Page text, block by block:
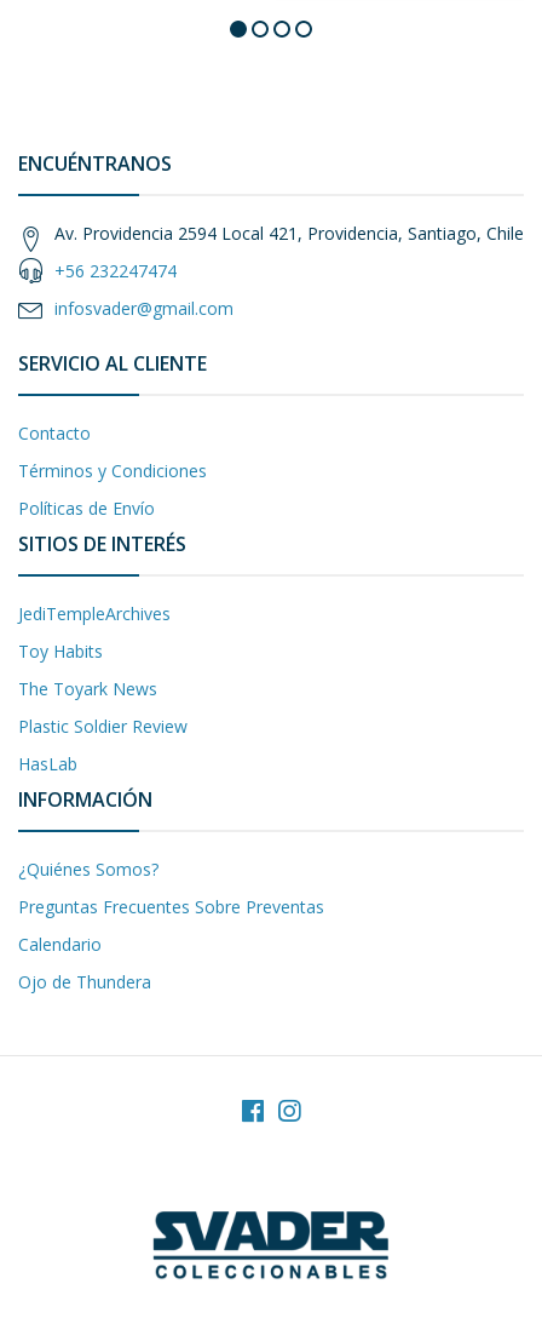
ENCUÉNTRANOS
Av. Providencia 2594 Local 421, Providencia, Santiago, Chile
+56 232247474
infosvader@gmail.com
SERVICIO AL CLIENTE
Contacto
Términos y Condiciones
Políticas de Envío
SITIOS DE INTERÉS
JediTempleArchives
Toy Habits
The Toyark News
Plastic Soldier Review
HasLab
INFORMACIÓN
¿Quiénes Somos?
Preguntas Frecuentes Sobre Preventas
Calendario
Ojo de Thundera